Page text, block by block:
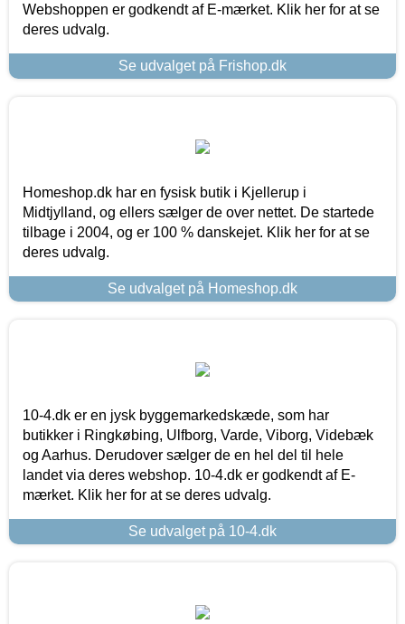
Webshoppen er godkendt af E-mærket. Klik her for at se
deres udvalg.
Se udvalget på Frishop.dk
Homeshop.dk har en fysisk butik i Kjellerup i
Midtjylland, og ellers sælger de over nettet. De startede
tilbage i 2004, og er 100 % danskejet. Klik her for at se
deres udvalg.
Se udvalget på Homeshop.dk
10-4.dk er en jysk byggemarkedskæde, som har
butikker i Ringkøbing, Ulfborg, Varde, Viborg, Videbæk
og Aarhus. Derudover sælger de en hel del til hele
landet via deres webshop. 10-4.dk er godkendt af E-
mærket. Klik her for at se deres udvalg.
Se udvalget på 10-4.dk